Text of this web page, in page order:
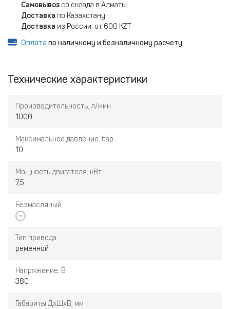
Самовывоз со склада в Алматы
Доставка по Казахстану
Доставка из России: от 600 KZT
Оплата по наличному и безналичному расчету
Технические характеристики
Производительность, л/мин
1000
Максимальное давление, бар
10
Мощность двигателя, кВт
7,5
Безмасляный
Тип привода
ременной
Напряжение, В
380
Габариты ДхШхВ, мм